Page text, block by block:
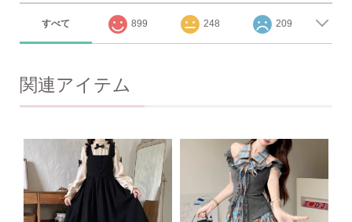
すべて 899 248 209
関連アイテム